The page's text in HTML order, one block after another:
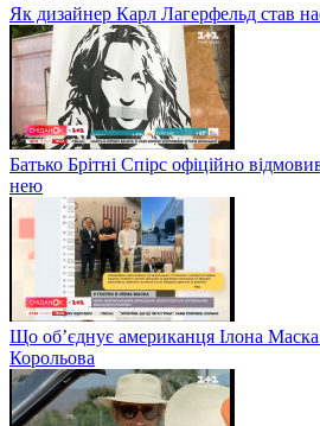
Як дизайнер Карл Лагерфельд став
Батько Брітні Спірс офіційно
нею
Що об’єднує американця Ілона Маска
Корольова